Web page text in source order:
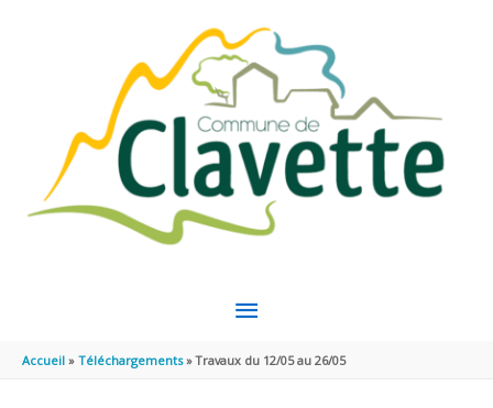
MENU
PRINCIPAL
Accueil Téléchargements Travaux du 12/05 au 26/05